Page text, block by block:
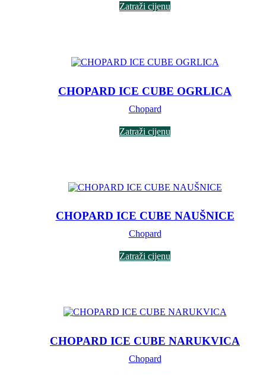
Zatraži cijenu
CHOPARD ICE CUBE OGRLICA
Chopard
Zatraži cijenu
CHOPARD ICE CUBE NAUŠNICE
Chopard
Zatraži cijenu
CHOPARD ICE CUBE NARUKVICA
Chopard